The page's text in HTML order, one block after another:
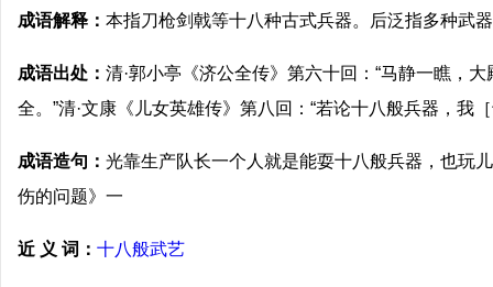
成语解释： 本指刀枪剑戟等十八种古式兵器。后泛指多种武
成语出处： 清·郭小亭《济公全传》第六十回：“马静一瞧，
全。”清·文康《儿女英雄传》第八回：“若论十八般兵器，我
成语造句： 光靠生产队长一个人就是能耍十八般兵器，也玩
伤的问题》一
近 义 词： 十八般武艺